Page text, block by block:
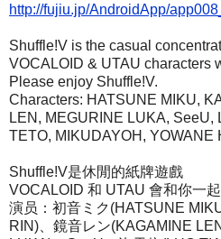
http://fujiu.jp/AndroidApp/
Shuffle!V is the casual
VOCALOID & UTAU characters
Please enjoy Shuffle!V.
Characters: HATSUNE MIKU,
LEN, MEGURINE LUKA, SeeU,
TETO, MIKUDAYOH, YOWANE
Shuffle!V是休閒的紙牌遊戲
VOCALOID 和 UTAU 會和你一
演员：初音ミク(HATSUNE
RIN)、鏡音レン(KAGAMINE